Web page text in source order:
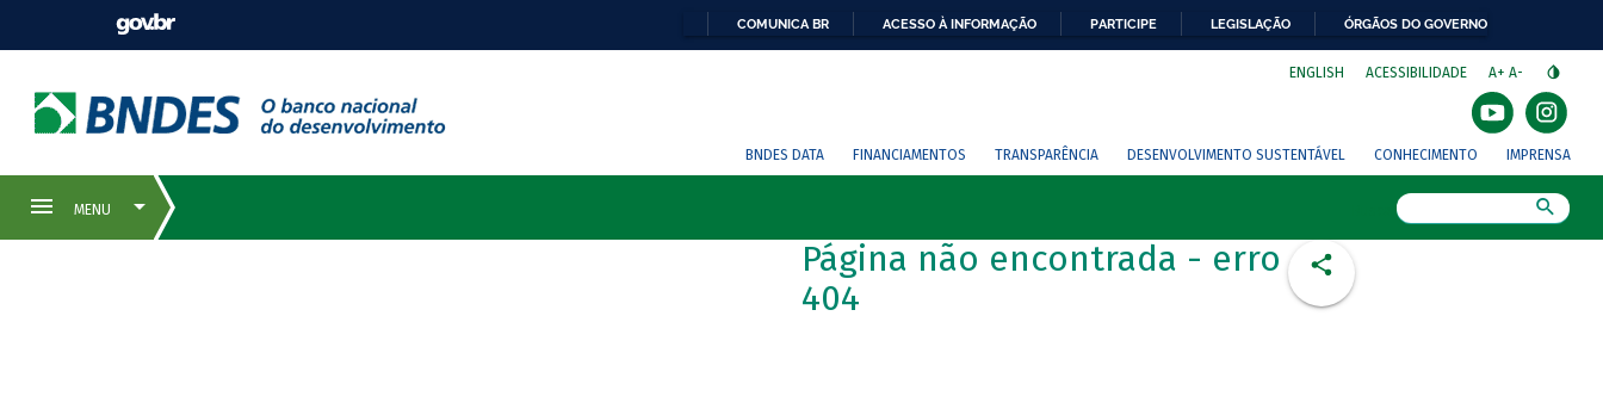
COMUNICA BR ACESSO À INFORMAÇÃO PARTICIPE LEGISLAÇÃO ÓRGÃOS DO GOVERNO
ENGLISH ACESSIBILIDADE A+ A-
BNDES DATA FINANCIAMENTOS TRANSPARÊNCIA DESENVOLVIMENTO SUSTENTÁVEL CONHECIMENTO IMPRENSA
Página não encontrada - erro
404